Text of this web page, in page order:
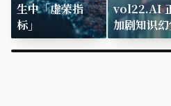
生中「虚荣指
标」
vol22.AI
加剧知识